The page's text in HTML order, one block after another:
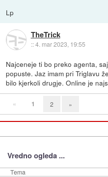
Lp
TheTrick
::4. mar 2023, 19:55
Najceneje ti bo preko agenta,
popuste. Jaz imam pri Triglavu
bilo kjerkoli drugje. Online je
« 1 2 »
Vredno ogleda ...
Tema